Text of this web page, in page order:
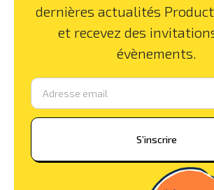
dernières actualités
et recevez des
évènements.